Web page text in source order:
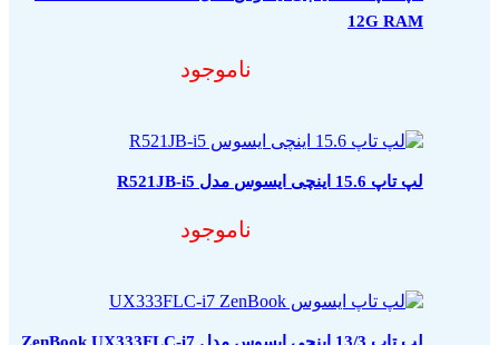
12G RAM
ناموجود
لپ تاپ 15.6 اینچی ایسوس مدل R521JB-i5
ناموجود